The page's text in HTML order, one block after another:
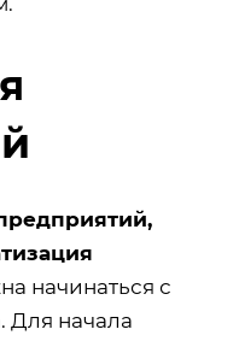
начинаться с
Для начала